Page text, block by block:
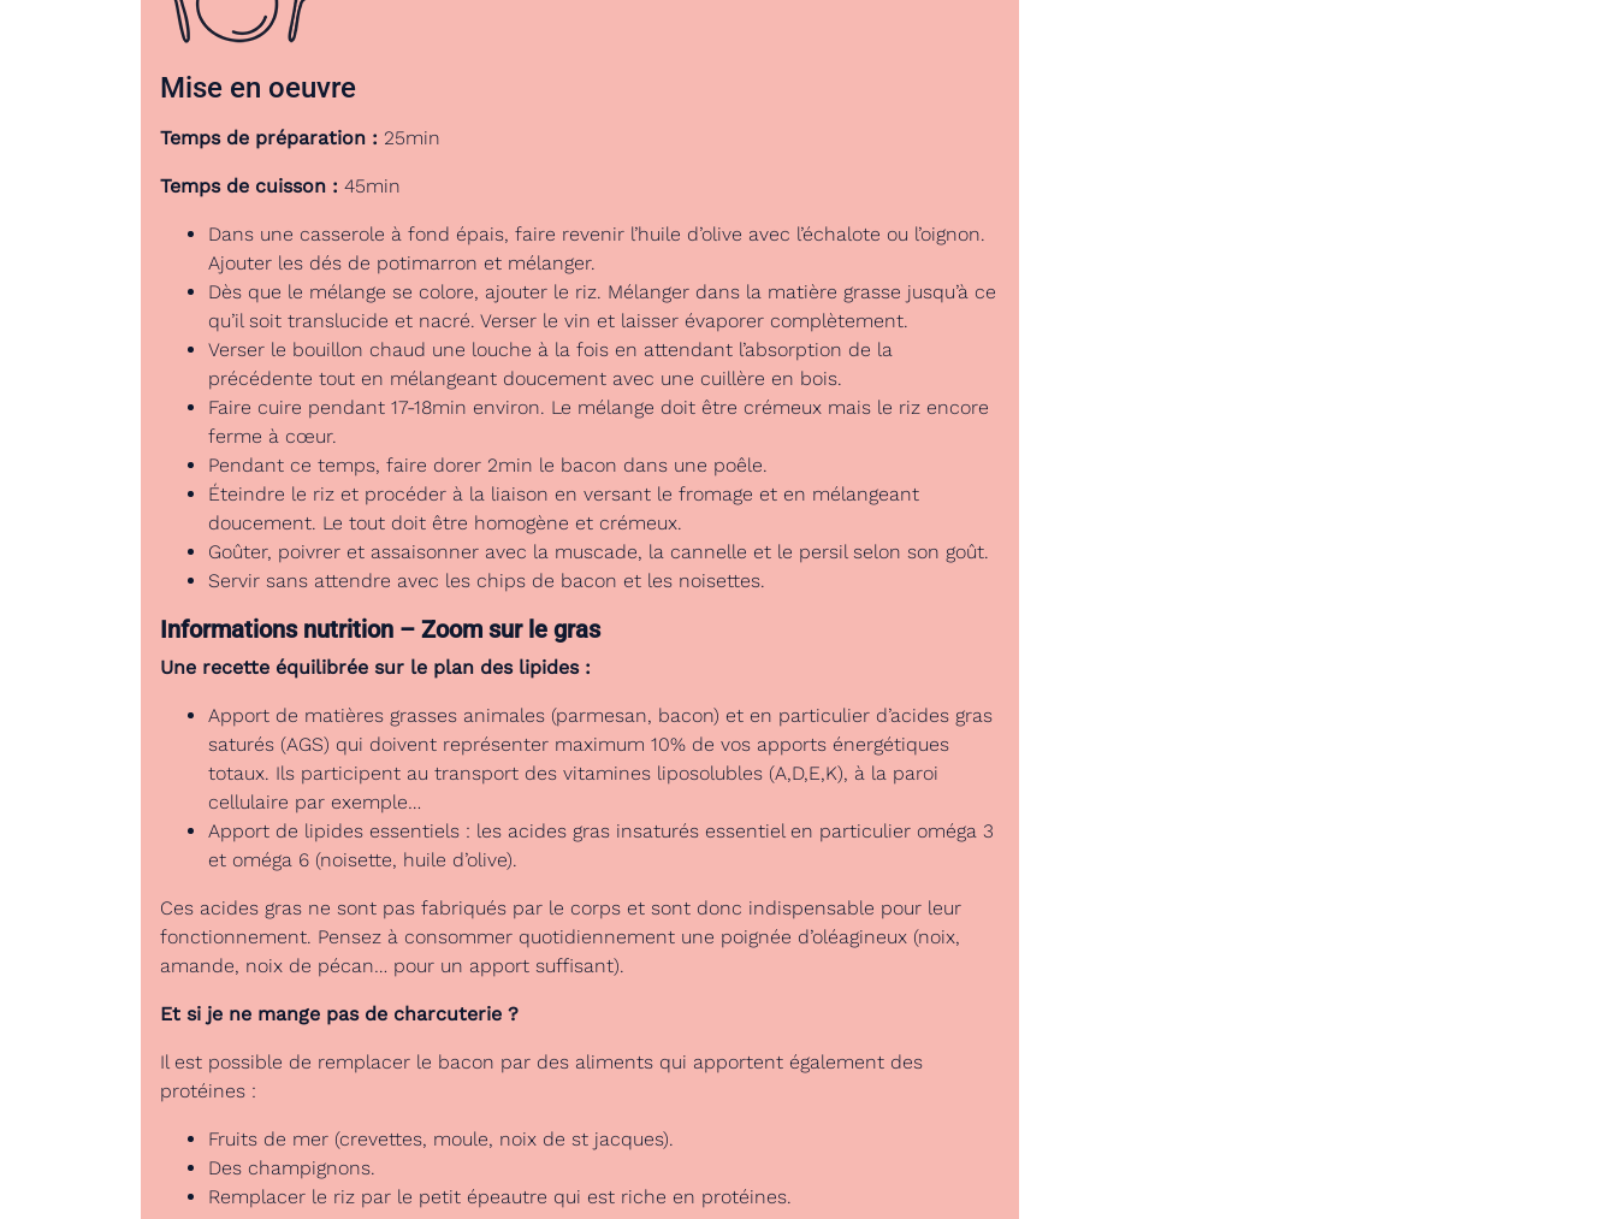
Mise en oeuvre
Temps de préparation : 25min
Temps de cuisson : 45min
Dans une casserole à fond épais, faire revenir l’huile d’olive avec l’échalote ou l’oignon.
Ajouter les dés de potimarron et mélanger.
Dès que le mélange se colore, ajouter le riz. Mélanger dans la matière grasse jusqu’à ce
qu’il soit translucide et nacré. Verser le vin et laisser évaporer complètement.
Verser le bouillon chaud une louche à la fois en attendant l’absorption de la
précédente tout en mélangeant doucement avec une cuillère en bois.
Faire cuire pendant 17-18min environ. Le mélange doit être crémeux mais le riz encore
ferme à cœur.
Pendant ce temps, faire dorer 2min le bacon dans une poêle.
Éteindre le riz et procéder à la liaison en versant le fromage et en mélangeant
doucement. Le tout doit être homogène et crémeux.
Goûter, poivrer et assaisonner avec la muscade, la cannelle et le persil selon son goût.
Servir sans attendre avec les chips de bacon et les noisettes.
Informations nutrition – Zoom sur le gras
Une recette équilibrée sur le plan des lipides :
Apport de matières grasses animales (parmesan, bacon) et en particulier d’acides gras
saturés (AGS) qui doivent représenter maximum 10% de vos apports énergétiques
totaux. Ils participent au transport des vitamines liposolubles (A,D,E,K), à la paroi
cellulaire par exemple…
Apport de lipides essentiels : les acides gras insaturés essentiel en particulier oméga 3
et oméga 6 (noisette, huile d’olive).
Ces acides gras ne sont pas fabriqués par le corps et sont donc indispensable pour leur
fonctionnement. Pensez à consommer quotidiennement une poignée d’oléagineux (noix,
amande, noix de pécan… pour un apport suffisant).
Et si je ne mange pas de charcuterie ?
Il est possible de remplacer le bacon par des aliments qui apportent également des
protéines :
Fruits de mer (crevettes, moule, noix de st jacques).
Des champignons.
Remplacer le riz par le petit épeautre qui est riche en protéines.